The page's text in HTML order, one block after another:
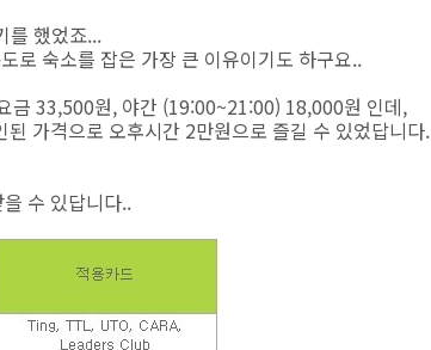
를 했었죠...
로 숙소를 잡은 가장 큰 이유이기도 하구요..
33,500원, 야간 (19:00~21:00) 18,000원 인데,
가격으로 오후시간 2만원으로 즐길 수 있었답니다.
수 있답니다..